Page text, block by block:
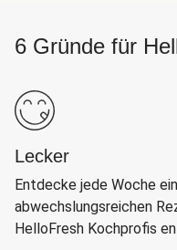
6 Gründe für
Lecker
Entdecke jede Woche
abwechslungsreichen
HelloFresh Kochprofis